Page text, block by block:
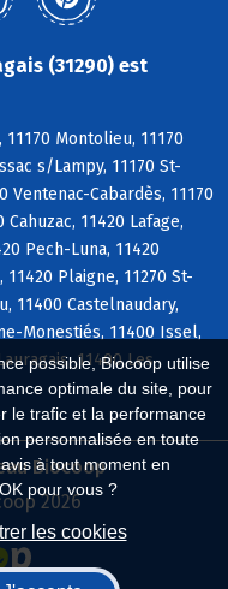
possible, Biocoop utilise
optimale du site, pour
le trafic et la performance
personnalisée en toute
à tout moment en
pour vous ?
les cookies
(31290) est
11170 Montolieu, 11170
s/Lampy, 11170 St-
Ventenac-Cabardès, 11170
11420 Lafage,
Pech-Luna, 11420
Plaigne, 11270 St-
11400 Castelnaudary,
Monestiés, 11400 Issel,
11400 Les
Biocoop
2026